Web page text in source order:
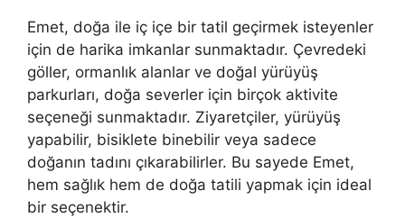
Emet, doğa ile iç içe bir tatil geçirmek isteyenler
için de harika imkanlar sunmaktadır. Çevredeki
göller, ormanlık alanlar ve doğal yürüyüş
parkurları, doğa severler için birçok aktivite
seçeneği sunmaktadır. Ziyaretçiler, yürüyüş
yapabilir, bisiklete binebilir veya sadece
doğanın tadını çıkarabilirler. Bu sayede Emet,
hem sağlık hem de doğa tatili yapmak için ideal
bir seçenektir.